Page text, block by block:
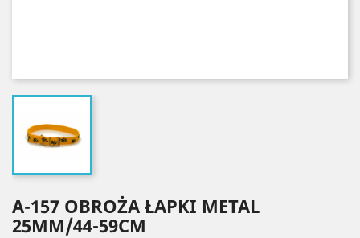
A-157 OBROŻA ŁAPKI METAL
25MM/44-59CM